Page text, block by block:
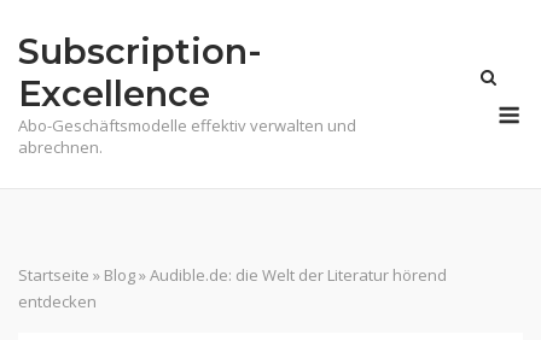
Subscription-
Excellence
Abo-Geschäftsmodelle effektiv verwalten und
abrechnen.
Startseite » Blog»Audible.de: die Welt der Literatur hörend
entdecken